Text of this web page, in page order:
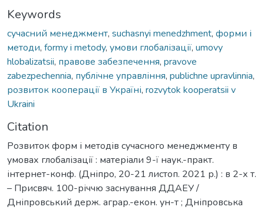
Keywords
сучасний менеджмент, suchasnyi menedzhment, форми і
методи, formy i metody, умови глобалізації, umovy
hlobalizatsii, правове забезпечення, pravove
zabezpechennia, публічне управління, publichne upravlinnia,
розвиток кооперації в Україні, rozvytok kooperatsii v
Ukraini
Citation
Розвиток форм і методів сучасного менеджменту в
умовах глобалізації : матеріали 9-ї наук.-практ.
інтернет-конф. (Дніпро, 20-21 листоп. 2021 р.) : в 2-х т.
– Присвяч. 100-річчю заснування ДДАЕУ /
Дніпровський держ. аграр.-екон. ун-т ; Дніпровська